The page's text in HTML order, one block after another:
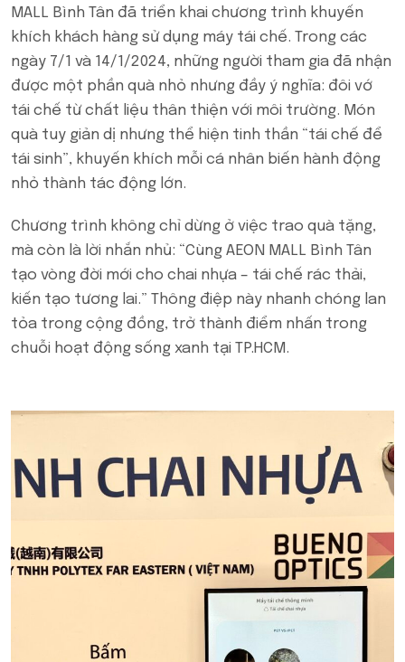
MALL Bình Tân đã triển khai chương trình khuyến
khích khách hàng sử dụng máy tái chế. Trong các
ngày 7/1 và 14/1/2024, những người tham gia đã nhận
được một phần quà nhỏ nhưng đầy ý nghĩa: đôi vớ
tái chế từ chất liệu thân thiện với môi trường. Món
quà tuy giản dị nhưng thể hiện tinh thần “tái chế để
tái sinh”, khuyến khích mỗi cá nhân biến hành động
nhỏ thành tác động lớn.
Chương trình không chỉ dừng ở việc trao quà tặng,
mà còn là lời nhắn nhủ: “Cùng AEON MALL Bình Tân
tạo vòng đời mới cho chai nhựa – tái chế rác thải,
kiến tạo tương lai.” Thông điệp này nhanh chóng lan
tỏa trong cộng đồng, trở thành điểm nhấn trong
chuỗi hoạt động sống xanh tại TP.HCM.